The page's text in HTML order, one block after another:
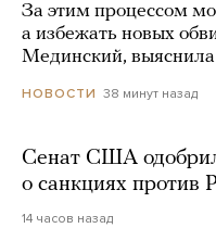
За этим процессом
а избежать новых
Мединский, выяснила
НОВОСТИ 38 минут назад
Сенат США
о санкциях против
14 часов назад